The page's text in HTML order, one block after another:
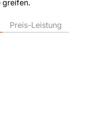
greifen.
Preis-Leistung